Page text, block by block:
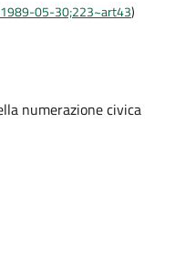
05-30;223~art43)
numerazione civica